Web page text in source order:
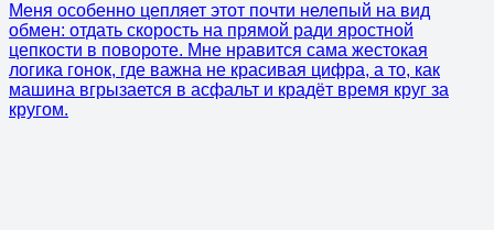
Меня особенно цепляет этот почти нелепый на вид
обмен: отдать скорость на прямой ради яростной
цепкости в повороте. Мне нравится сама жестокая
логика гонок, где важна не красивая цифра, а то, как
машина вгрызается в асфальт и крадёт время круг за
кругом.